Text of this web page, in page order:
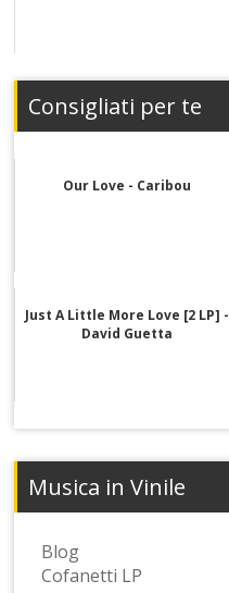
Consigliati per te
Our Love - Caribou
Just A Little More Love [2 LP] -
David Guetta
Musica in Vinile
Blog
Cofanetti LP